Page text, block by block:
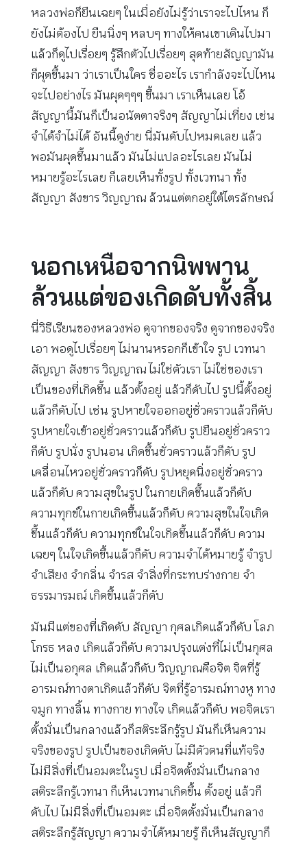
หลวงพ่อก็ยืนเฉยๆ ในเมื่อยังไม่รู้ว่าเราจะไปไหน ก็
ยังไม่ต้องไป ยืนนิ่งๆ หลบๆ ทางให้คนเขาเดินไปมา
แล้วก็ดูไปเรื่อยๆ รู้สึกตัวไปเรื่อยๆ สุดท้ายสัญญามัน
ก็ผุดขึ้นมา ว่าเราเป็นใคร ชื่ออะไร เรากำลังจะไปไหน
จะไปอย่างไร มันผุดๆๆๆ ขึ้นมา เราเห็นเลย โอ้
สัญญานี้มันก็เป็นอนัตตาจริงๆ สัญญาไม่เที่ยง เช่น
จำได้จำไม่ได้ อันนี้ดูง่าย นี่มันดับไปหมดเลย แล้ว
พอมันผุดขึ้นมาแล้ว มันไม่แปลอะไรเลย มันไม่
หมายรู้อะไรเลย ก็เลยเห็นทั้งรูป ทั้งเวทนา ทั้ง
สัญญา สังขาร วิญญาณ ล้วนแต่ตกอยู่ใต้ไตรลักษณ์
นอกเหนือจากนิพพาน
ล้วนแต่ของเกิดดับทั้งสิ้น
นี่วิธีเรียนของหลวงพ่อ ดูจากของจริง ดูจากของจริง
เอา พอดูไปเรื่อยๆ ไม่นานหรอกก็เข้าใจ รูป เวทนา
สัญญา สังขาร วิญญาณ ไม่ใช่ตัวเรา ไม่ใช่ของเรา
เป็นของที่เกิดขึ้น แล้วตั้งอยู่ แล้วก็ดับไป รูปนี้ตั้งอยู่
แล้วก็ดับไป เช่น รูปหายใจออกอยู่ชั่วคราวแล้วก็ดับ
รูปหายใจเข้าอยู่ชั่วคราวแล้วก็ดับ รูปยืนอยู่ชั่วคราว
ก็ดับ รูปนั่ง รูปนอน เกิดขึ้นชั่วคราวแล้วก็ดับ รูป
เคลื่อนไหวอยู่ชั่วคราวก็ดับ รูปหยุดนิ่งอยู่ชั่วคราว
แล้วก็ดับ ความสุขในรูป ในกายเกิดขึ้นแล้วก็ดับ
ความทุกข์ในกายเกิดขึ้นแล้วก็ดับ ความสุขในใจเกิด
ขึ้นแล้วก็ดับ ความทุกข์ในใจเกิดขึ้นแล้วก็ดับ ความ
เฉยๆ ในใจเกิดขึ้นแล้วก็ดับ ความจำได้หมายรู้ จำรูป
จำเสียง จำกลิ่น จำรส จำสิ่งที่กระทบร่างกาย จำ
ธรรมารมณ์ เกิดขึ้นแล้วก็ดับ
มันมีแต่ของที่เกิดดับ สัญญา กุศลเกิดแล้วก็ดับ โลภ
โกรธ หลง เกิดแล้วก็ดับ ความปรุงแต่งที่ไม่เป็นกุศล
ไม่เป็นอกุศล เกิดแล้วก็ดับ วิญญาณคือจิต จิตที่รู้
อารมณ์ทางตาเกิดแล้วก็ดับ จิตที่รู้อารมณ์ทางหู ทาง
จมูก ทางลิ้น ทางกาย ทางใจ เกิดแล้วก็ดับ พอจิตเรา
ตั้งมั่นเป็นกลางแล้วก็สติระลึกรู้รูป มันก็เห็นความ
จริงของรูป รูปเป็นของเกิดดับ ไม่มีตัวตนที่แท้จริง
ไม่มีสิ่งที่เป็นอมตะในรูป เมื่อจิตตั้งมั่นเป็นกลาง
สติระลึกรู้เวทนา ก็เห็นเวทนาเกิดขึ้น ตั้งอยู่ แล้วก็
ดับไป ไม่มีสิ่งที่เป็นอมตะ เมื่อจิตตั้งมั่นเป็นกลาง
สติระลึกรู้สัญญา ความจำได้หมายรู้ ก็เห็นสัญญาก็